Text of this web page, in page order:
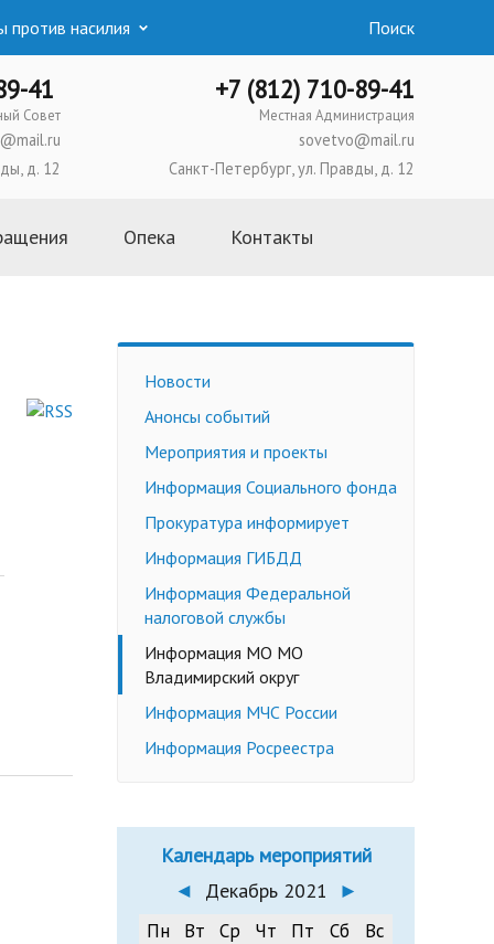
против насилия Поиск
41
Совет
+7 (812) 710-89-41
Местная Администрация
sovetvo@mail.ru
д. 12
Санкт-Петербург, ул. Правды, д. 12
Опека
Школа приемных родителей
Усыновление
Трудоустройство
несовершеннолетних
Недееспособные граждане
Эмансипация
Изменение имени и фамилии
несовершеннолетнему до 14 лет
Формы заявлений
Действующее законодательство
Контакты
Новости
Анонсы событий
Мероприятия и проекты
Информация Социального фонда
Прокуратура информирует
Информация ГИБДД
Информация Федеральной
налоговой службы
Информация МО МО
Владимирский округ
Информация МЧС России
Информация Росреестра
Календарь мероприятий
◄
Декабрь 2021 ►
Пн Вт Ср Чт Пт Сб
Вс